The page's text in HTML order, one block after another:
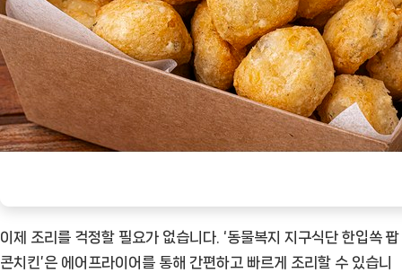
이제 조리를 걱정할 필요가 없습니다. ‘동물복지 지구식단 한입쏙 팝
콘치킨’은 에어프라이어를 통해 간편하고 빠르게 조리할 수 있습니